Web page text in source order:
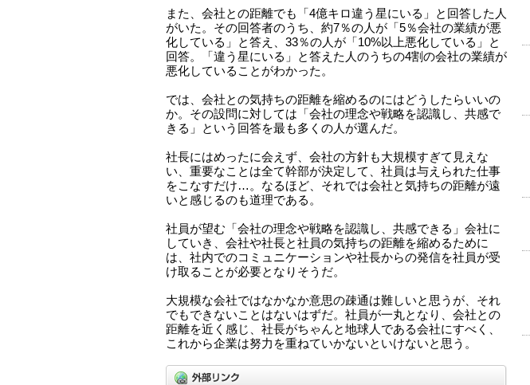
また、会社との距離でも「4億キロ違う星にいる」と回答した人
がいた。その回答者のうち、約7％の人が「5％会社の業績が悪
化している」と答え、33％の人が「10%以上悪化している」と
回答。「違う星にいる」と答えた人のうちの4割の会社の業績が
悪化していることがわかった。
では、会社との気持ちの距離を縮めるのにはどうしたらいいの
か。その設問に対しては「会社の理念や戦略を認識し、共感で
きる」という回答を最も多くの人が選んだ。
社長にはめったに会えず、会社の方針も大規模すぎて見えな
い、重要なことは全て幹部が決定して、社員は与えられた仕事
をこなすだけ…。なるほど、それでは会社と気持ちの距離が遠
いと感じるのも道理である。
社員が望む「会社の理念や戦略を認識し、共感できる」会社に
していき、会社や社長と社員の気持ちの距離を縮めるために
は、社内でのコミュニケーションや社長からの発信を社員が受
け取ることが必要となりそうだ。
大規模な会社ではなかなか意思の疎通は難しいと思うが、それ
でもできないことはないはずだ。社員が一丸となり、会社との
距離を近く感じ、社長がちゃんと地球人である会社にすべく、
これから企業は努力を重ねていかないといけないと思う。